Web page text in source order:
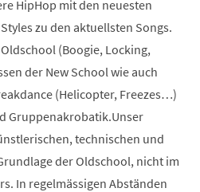
HipHop mit den neuesten
zu den aktuellsten Songs.
(Boogie, Locking,
der New School wie auch
(Helicopter, Freezes…)
Gruppenakrobatik.Unser
technischen und
der Oldschool, nicht im
In regelmässigen Abständen